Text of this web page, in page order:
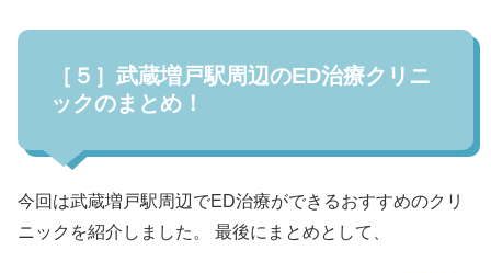
［５］武蔵増戸駅周辺のED治療クリニ
ックのまとめ！
今回は武蔵増戸駅周辺でED治療ができるおすすめのクリ
ニックを紹介しました。 最後にまとめとして、